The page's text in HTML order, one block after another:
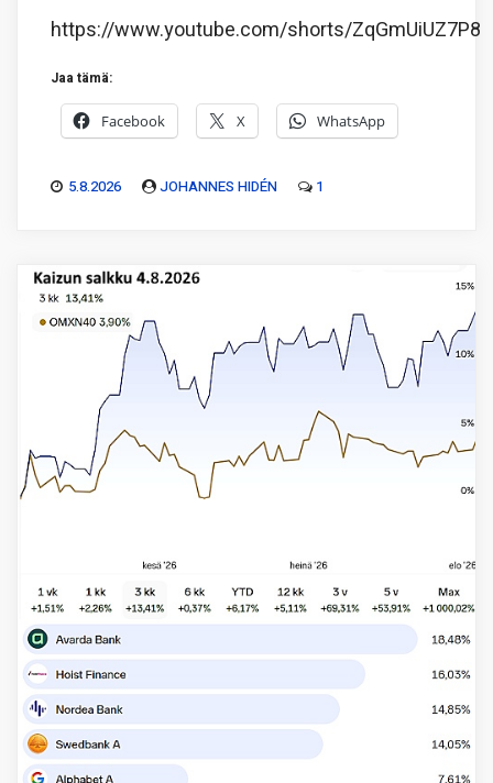
https://www.youtube.com/shorts/ZqGmUiUZ7P8
Jaa tämä:
Facebook X WhatsApp
5.8.2026 JOHANNES HIDÉN 1